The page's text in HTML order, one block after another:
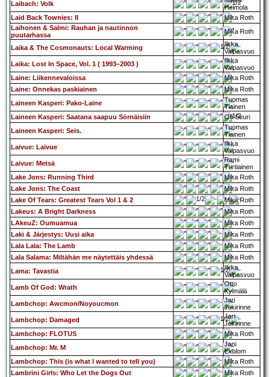
Laibach: Volk
Heimola
Laid Back Townies: II
Mika Roth
Laihonen & Salmi: Rauhan ja nautinnon
puutarhassa
Mika Roth
Laika & The Cosmonauts: Local Warming
Ilkka
Valpasvuo
Laika: Lost In Space, Vol. 1 ( 1993–2003 )
Ilkka
Valpasvuo
Laine: Liikennevaloissa
Mika Roth
Laine: Onnekas paskiainen
Mika Roth
Laineen Kasperi: Pako-Laine
Tuomas
Tiainen
Laineen Kasperi: Saatana saapuu Sörnäisiin
Olli Seuri
Laineen Kasperi: Seis.
Tuomas
Tiainen
Laivue: Laivue
Ilkka
Valpasvuo
Laivue: Metsä
Rami
Turtiainen
Lake Jons: Running Third
Mika Roth
Lake Jons: The Coast
Mika Roth
Lake Of Tears: Greatest Tears Vol 1 & 2
Mika Roth
Lakeus: A Bright Darkness
Mika Roth
LAkeuZ: Oumuamua
Mika Roth
Laki & Järjestys: Uusi aika
Mika Roth
Lala Lala: The Lamb
Mika Roth
Lala Salama: Miltähän me näytettäis yhdessä
Mika Roth
Lama: Tavastia
Ilkka
Valpasvuo
Lamb Of God: Wrath
Otto
Kylmälä
Lambchop: Awcmon/Noyoucmon
Jari
Jokirinne
Lambchop: Damaged
Jari
Jokirinne
Lambchop: FLOTUS
Mika Roth
Lambchop: Mr. M
Jani
Ekblom
Lambchop: This (is what I wanted to tell you)
Mika Roth
Lambrini Girls: Who Let the Dogs Out
Mika Roth